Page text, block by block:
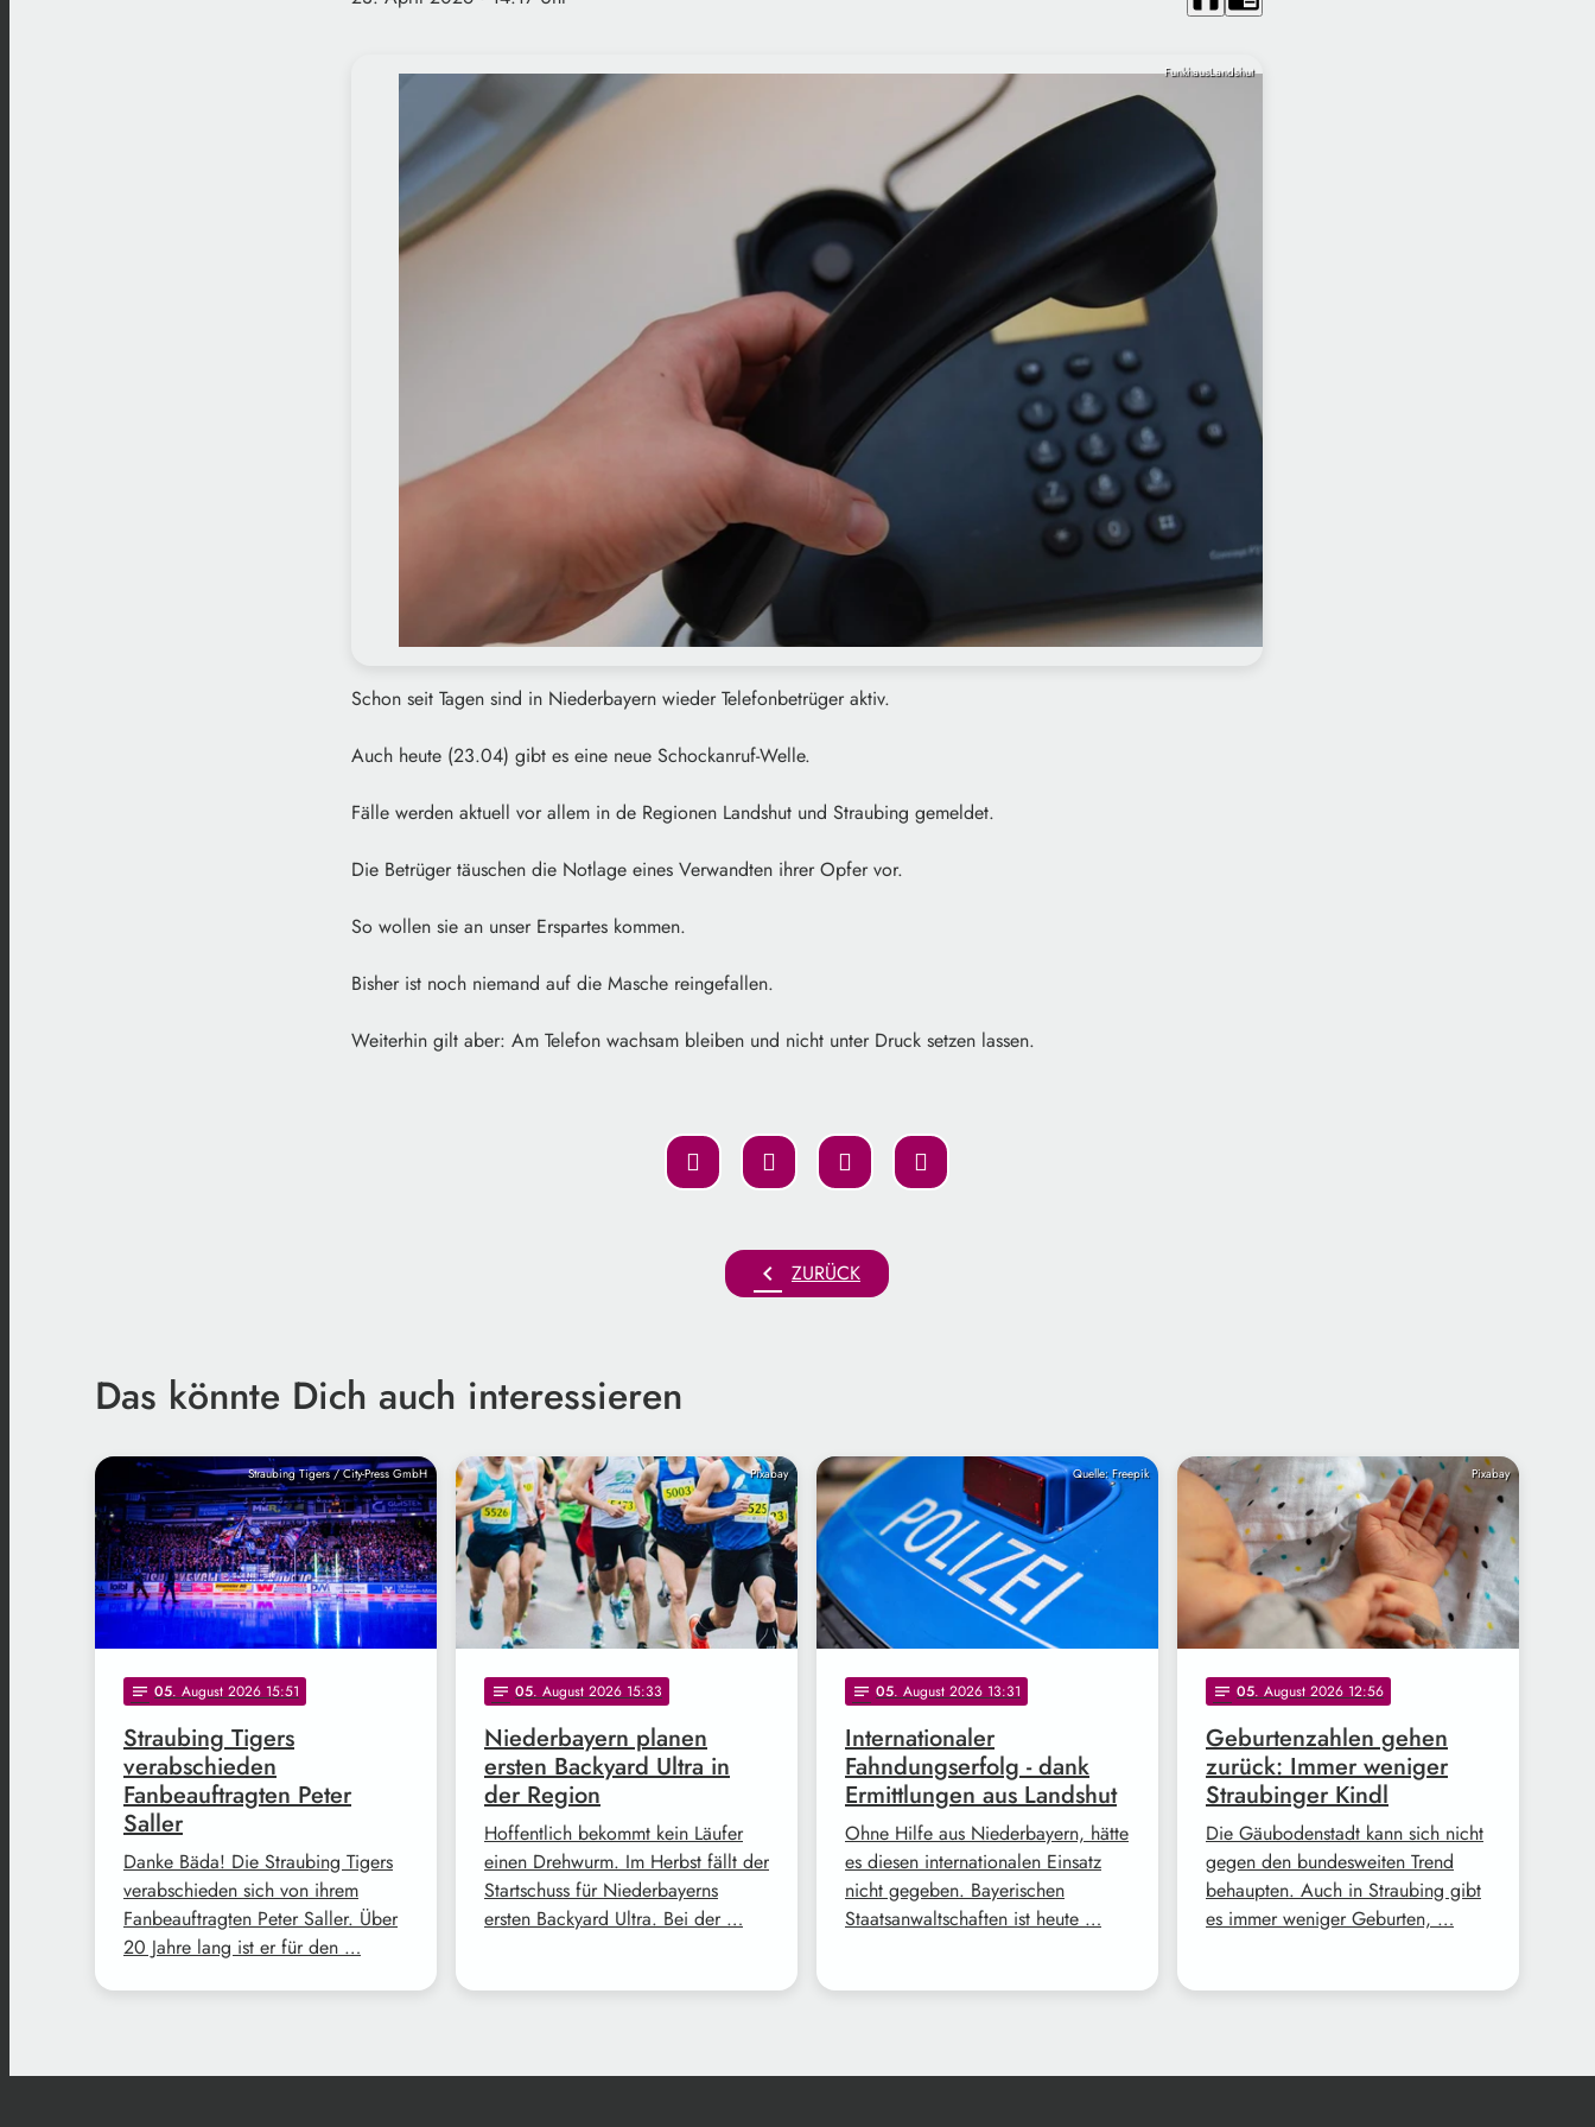
FunkhausLandshut
Schon seit Tagen sind in Niederbayern wieder Telefonbetrüger aktiv.
Auch heute (23.04) gibt es eine neue Schockanruf-Welle.
Fälle werden aktuell vor allem in de Regionen Landshut und Straubing gemeldet.
Die Betrüger täuschen die Notlage eines Verwandten ihrer Opfer vor.
So wollen sie an unser Erspartes kommen.
Bisher ist noch niemand auf die Masche reingefallen.
Weiterhin gilt aber: Am Telefon wachsam bleiben und nicht unter Druck setzen lassen.
chevron_left ZURÜCK
Das könnte Dich auch interessieren
Straubing Tigers / City-Press GmbH
notes 05. August 2026 15:51
Straubing Tigers
verabschieden
Fanbeauftragten Peter
Saller
Danke Bäda! Die Straubing Tigers
verabschieden sich von ihrem
Fanbeauftragten Peter Saller. Über
20 Jahre lang ist er für den …
Pixabay
notes 05. August 2026 15:33
Niederbayern planen
ersten Backyard Ultra in
der Region
Hoffentlich bekommt kein Läufer
einen Drehwurm. Im Herbst fällt der
Startschuss für Niederbayerns
ersten Backyard Ultra. Bei der …
Quelle: Freepik
notes 05. August 2026 13:31
Internationaler
Fahndungserfolg - dank
Ermittlungen aus Landshut
Ohne Hilfe aus Niederbayern, hätte
es diesen internationalen Einsatz
nicht gegeben. Bayerischen
Staatsanwaltschaften ist heute …
Pixabay
notes 05. August 2026 12:56
Geburtenzahlen gehen
zurück: Immer weniger
Straubinger Kindl
Die Gäubodenstadt kann sich nicht
gegen den bundesweiten Trend
behaupten. Auch in Straubing gibt
es immer weniger Geburten, …